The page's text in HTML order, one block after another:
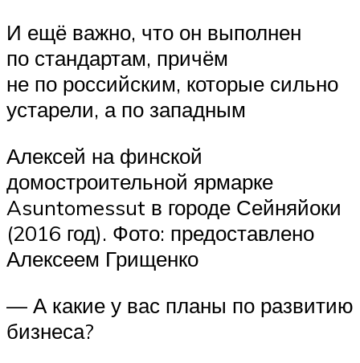
И ещё важно, что он выполнен
по стандартам, причём
не по российским, которые сильно
устарели, а по западным
Алексей на финской
домостроительной ярмарке
Asuntomessut в городе Сейняйоки
(2016 год). Фото: предоставлено
Алексеем Грищенко
— А какие у вас планы по развитию
бизнеса?